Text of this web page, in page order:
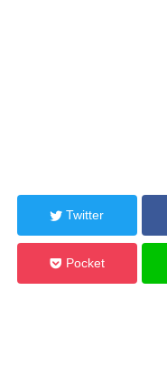
Twitter
Pocket